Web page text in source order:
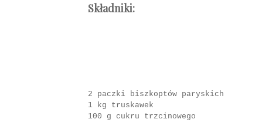
Składniki:
2 paczki biszkoptów paryskich
1 kg truskawek
100 g cukru trzcinowego